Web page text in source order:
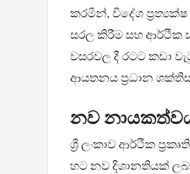
කරමින්, විදේශ
සරල කිරීම සහ ආර්ථික
වසරවල දී රටට කඩා
ආයතනය ප්‍රධාන
නව
ශ්‍රී ලංකාව ආර්ථික
හට නව දිශානතියක්